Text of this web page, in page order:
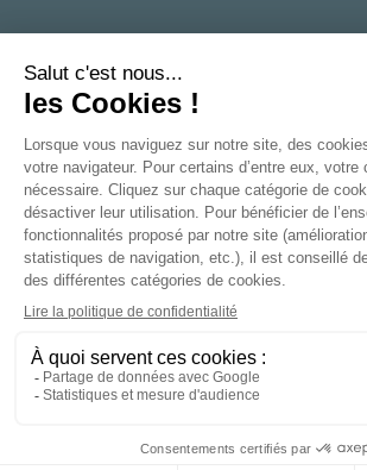
La Politique de Confidentialité
La politique sur les cookies